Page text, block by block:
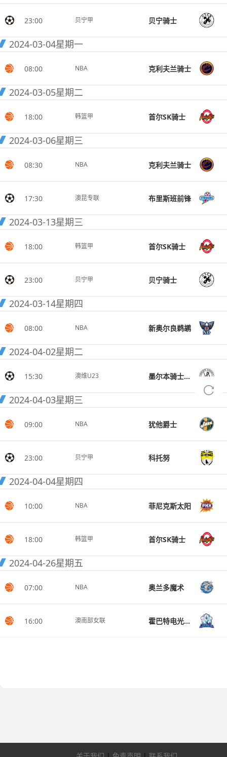
23:00 贝宁甲 贝宁骑士
2024-03-04星期一
08:00 NBA 克利夫兰骑士
2024-03-05星期二
18:00 韩篮甲 首尔SK骑士
2024-03-06星期三
08:30 NBA 克利夫兰骑士
17:30 澳昆专联 布里斯班前锋
2024-03-13星期三
18:00 韩篮甲 首尔SK骑士
23:00 贝宁甲 贝宁骑士
2024-03-14星期四
08:00 NBA 新奥尔良鹈鹕
2024-04-02星期二
15:30 澳维U23 墨尔本骑士U23
2024-04-03星期三
09:00 NBA 犹他爵士
23:00 贝宁甲 科托努
2024-04-04星期四
10:00 NBA 菲尼克斯太阳
18:00 韩篮甲 首尔SK骑士
2024-04-26星期五
07:00 NBA 奥兰多魔术
16:00 澳南部女联 霍巴特电光女篮